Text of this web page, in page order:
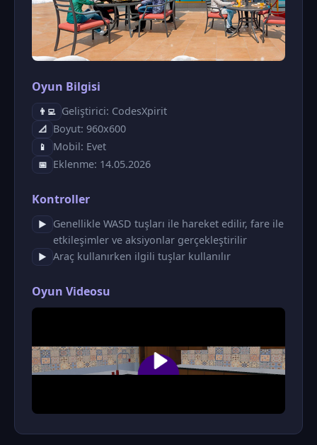
Oyun Bilgisi
👨‍💻 Geliştirici: CodesXpirit
📐 Boyut: 960x600
📱 Mobil: Evet
📅 Eklenme: 14.05.2026
Kontroller
▶
Genellikle WASD tuşları ile hareket edilir, fare ile
etkileşimler ve aksiyonlar gerçekleştirilir
▶ Araç kullanırken ilgili tuşlar kullanılır
Oyun Videosu